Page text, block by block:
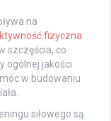
na
fizyczna
szczęścia, co
ogólnej jakości
w budowaniu
siłowego są